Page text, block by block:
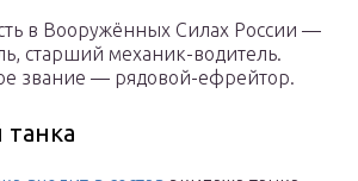
в Вооружённых Силах России —
старший механик-водитель.
звание — рядовой-ефрейтор.